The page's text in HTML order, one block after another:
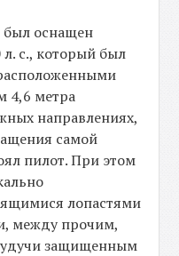
был оснащен
с., который был
4,6 метра
направлениях,
самой
пилот. При этом
лопастями
между прочим,
защищенным